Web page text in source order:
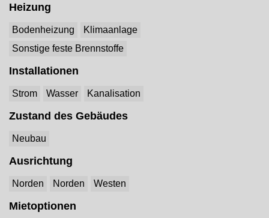
Heizung
Bodenheizung
Klimaanlage
Sonstige feste Brennstoffe
Installationen
Strom Wasser Kanalisation
Zustand des Gebäudes
Neubau
Ausrichtung
Norden Norden Westen
Mietoptionen